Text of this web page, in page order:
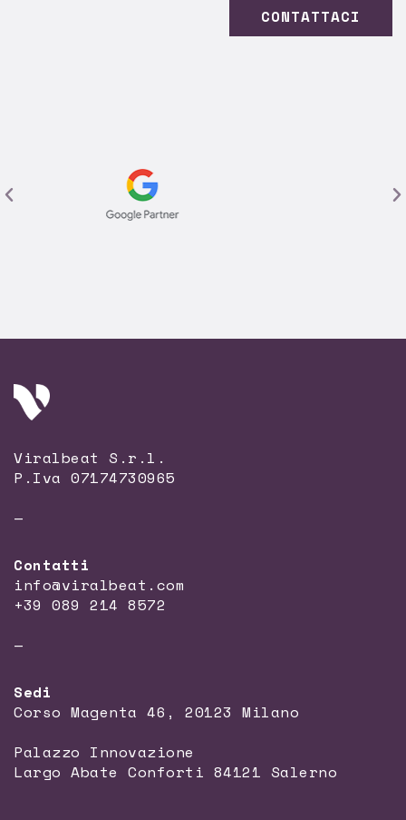
Viralbeat S.r.l.
P.Iva 07174730965
—
Contatti
info@viralbeat.com
+39 089 214 8572
—
Sedi
Corso Magenta 46, 20123 Milano
Palazzo Innovazione
Largo Abate Conforti 84121 Salerno